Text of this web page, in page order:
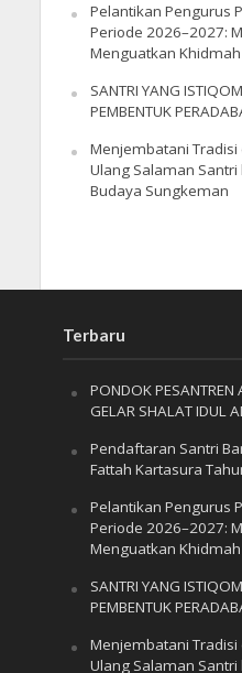
Pelantikan Pengurus
Periode 2026–2027:
Menguatkan Khidmah
SANTRI YANG
PEMBENTUK
Menjembatani
Ulang Salaman
Budaya Sungkeman
Terbaru
PONDOK PESANTREN
GELAR SHALAT IDUL
Pendaftaran Santri
Fattah Kartasura
Pelantikan Pengurus
Periode 2026–2027:
Menguatkan Khidmah
SANTRI YANG
PEMBENTUK
Menjembatani
Ulang Salaman